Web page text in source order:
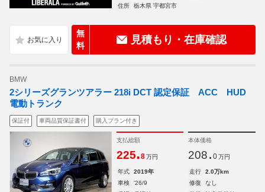
住所
栃木県 宇都宮市
無
料
見積もり・在庫確認
BMW
2シリーズグランツアラー 218i DCT 認定保証 ACC HUD
電動トランク
保証付 車両品質保証書付 購入プラン付き
支払総額
225.8 万円
本体価格
208. 0 万円
年式 2019年 走行
2.0万km
車検
'26/9 修復
なし